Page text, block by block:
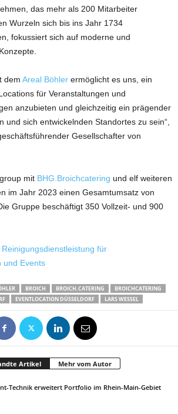
das mehr als 200 Mitarbeiter
Wurzeln sich bis ins Jahr 1734
fokussiert sich auf moderne und
dem Areal Böhler ermöglicht es uns, ein
für Veranstaltungen und
anzubieten und gleichzeitig ein prägender
und sich entwickelnden Standortes zu sein“,
geschäftsführender Gesellschafter von
mit BHG.Broichcatering und elf weiteren
im Jahr 2023 einen Gesamtumsatz von
Gruppe beschäftigt 350 Vollzeit- und 900
für
und Events
BROICH BROICH.CATERING
BROICHCATERING
EVENTLOCATION DÜSSELDORF LARS WESSEL
Artikel Mehr vom Autor
Technik erweitert Portfolio im Rhein-Main-Gebiet